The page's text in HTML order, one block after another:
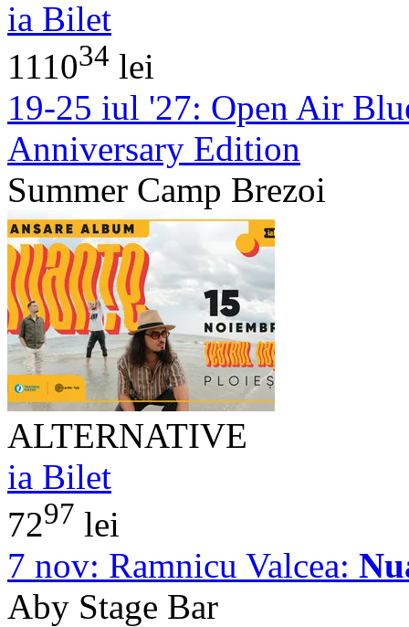
ia Bilet
111034 lei
19-25 iul '27: Open Air
Anniversary Edition
Summer Camp Brezoi
ALTERNATIVE
ia Bilet
7297 lei
7 nov: Ramnicu Valcea:
Aby Stage Bar